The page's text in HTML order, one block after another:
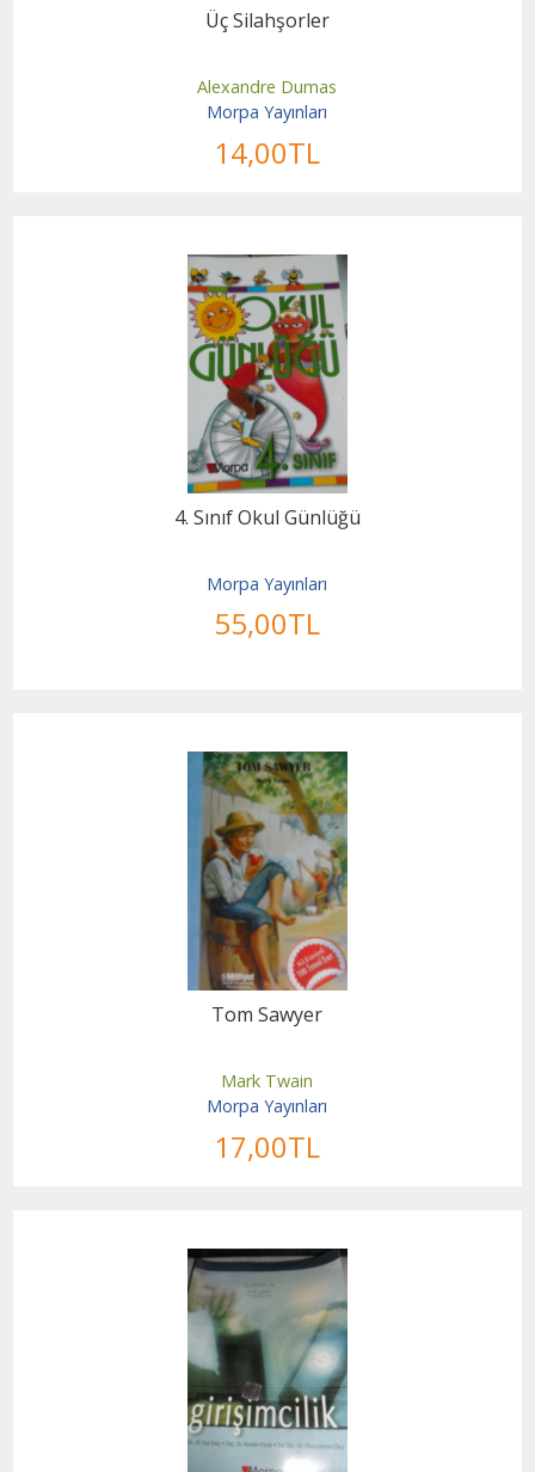
Üç Silahşorler
Alexandre Dumas
Morpa Yayınları
14,00TL
4. Sınıf Okul Günlüğü
Morpa Yayınları
55,00TL
Tom Sawyer
Mark Twain
Morpa Yayınları
17,00TL